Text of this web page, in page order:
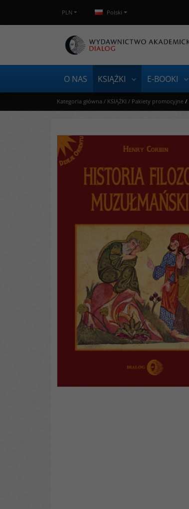
PLN Polski
O NAS KSIĄŻKI E-BOOKI
Kategoria główna / KSIĄŻKI / Pakiety promocyjne /